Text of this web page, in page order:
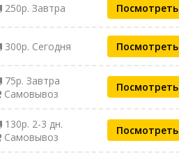
250р. Завтра Посмотреть
300р. Сегодня Посмотреть
75р. Завтра
Самовывоз
Посмотреть
130р. 2-3 дн.
Самовывоз
Посмотреть